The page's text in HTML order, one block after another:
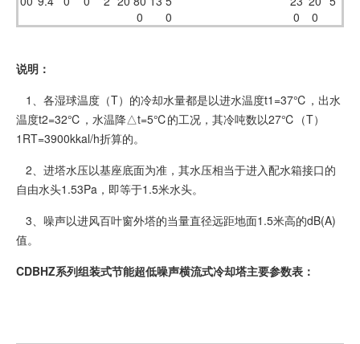
0
0
0
0
说明：
1、各湿球温度（T）的冷却水量都是以进水温度t1=37℃，出水
温度t2=32℃，水温降△t=5℃的工况，其冷吨数以27℃（T）
1RT=3900kkal/h折算的。
2、进塔水压以基座底面为准，其水压相当于进入配水箱接口的
自由水头1.53Pa，即等于1.5米水头。
3、噪声以进风百叶窗外塔的当量直径远距地面1.5米高的dB(A)
值。
CDBHZ系列组装式节能超低噪声横流式冷却塔主要参数表：